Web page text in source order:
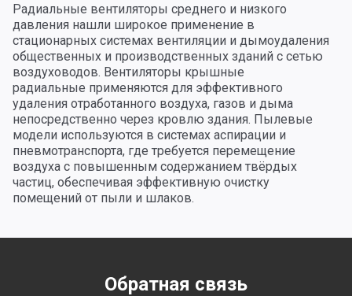
Радиальные вентиляторы среднего и низкого
давления нашли широкое применение в
стационарных системах вентиляции и дымоудаления
общественных и производственных зданий с сетью
воздуховодов. Вентиляторы крышные
радиальные применяются для эффективного
удаления отработанного воздуха, газов и дыма
непосредственно через кровлю здания. Пылевые
модели используются в системах аспирации и
пневмотранспорта, где требуется перемещение
воздуха с повышенным содержанием твёрдых
частиц, обеспечивая эффективную очистку
помещений от пыли и шлаков.
Обратная связь